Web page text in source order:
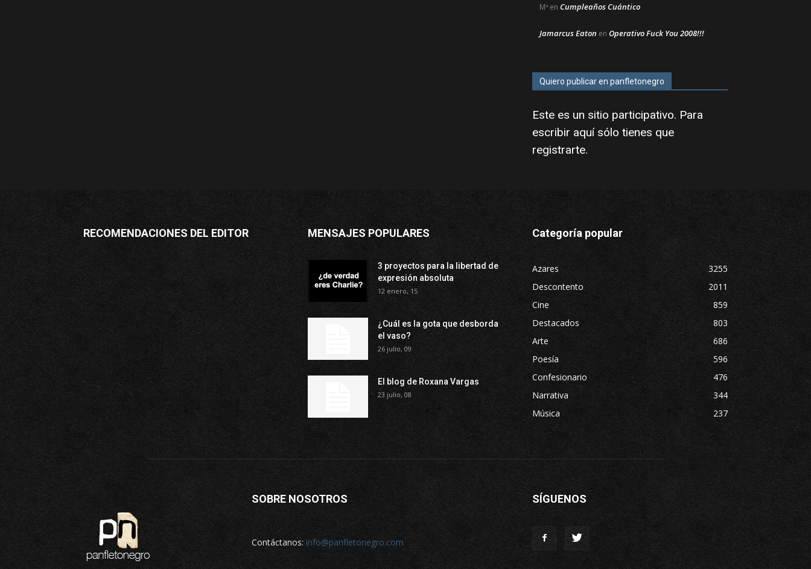
Mª en Cumpleaños Cuántico
Jamarcus Eaton en Operativo Fuck You 2008!!!
Quiero publicar en panfletonegro
Este es un sitio participativo. Para
escribir aquí sólo tienes que
registrarte.
RECOMENDACIONES DEL EDITOR MENSAJES POPULARES
3 proyectos para la libertad de
expresión absoluta
12 enero, 15
¿Cuál es la gota que desborda
el vaso?
26 julio, 09
El blog de Roxana Vargas
23 julio, 08
Categoría popular
Azares
3255
Descontento
2011
Cine
859
Destacados
803
Arte
686
Poesía
596
Confesionario
476
Narrativa
344
Música
237
SOBRE NOSOTROS
Contáctanos: info@panfletonegro.com
SÍGUENOS